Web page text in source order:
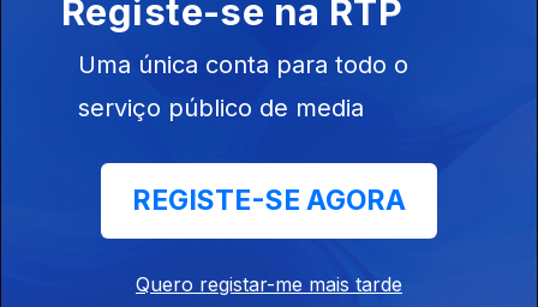
13 mar. 2026
Guerra, Meloni mais que Montenegro. Crise à espreita. Partiu
10 anos de Marcelo; um Presidente, dois países. Era preciso
Registe-se na RTP
Uma única conta para todo o
serviço público de media
REGISTE-SE AGORA
Quero registar-me mais tarde